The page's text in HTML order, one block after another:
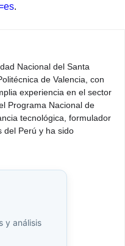
.
Nacional del Santa
de Valencia, con
experiencia en el sector
Programa Nacional de
tecnológica, formulador
del Perú y ha sido
y análisis